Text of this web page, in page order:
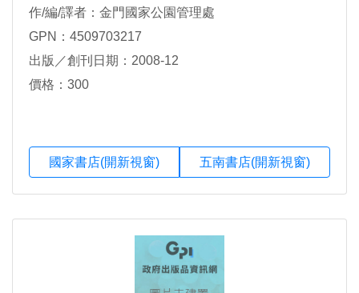
作/編/譯者：金門國家公園管理處
GPN：4509703217
出版／創刊日期：2008-12
價格：300
國家書店(開新視窗) 五南書店(開新視窗)